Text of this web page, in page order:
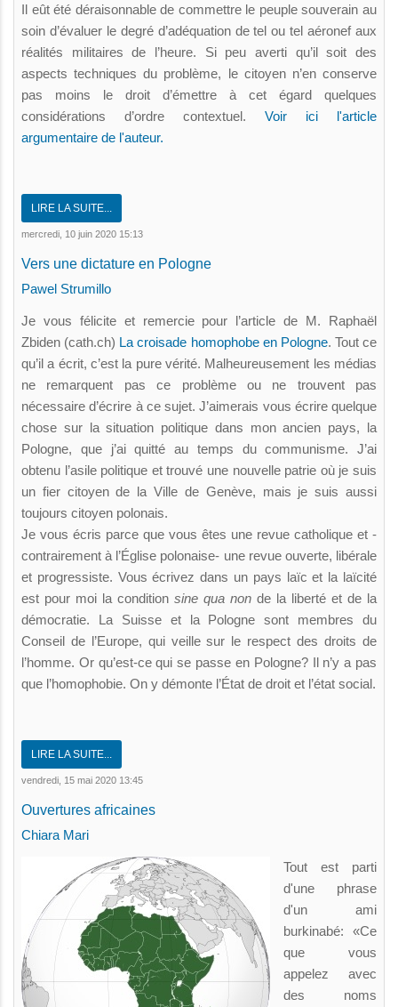
Il eût été déraisonnable de commettre le peuple souverain au
soin d’évaluer le degré d’adéquation de tel ou tel aéronef aux
réalités militaires de l’heure. Si peu averti qu’il soit des
aspects techniques du problème, le citoyen n’en conserve
pas moins le droit d’émettre à cet égard quelques
considérations d’ordre contextuel. Voir ici l'article
argumentaire de l'auteur.
LIRE LA SUITE...
mercredi, 10 juin 2020 15:13
Vers une dictature en Pologne
Pawel Strumillo
Je vous félicite et remercie pour l’article de M. Raphaël
Zbiden (cath.ch) La croisade homophobe en Pologne. Tout ce
qu’il a écrit, c’est la pure vérité. Malheureusement les médias
ne remarquent pas ce problème ou ne trouvent pas
nécessaire d’écrire à ce sujet. J’aimerais vous écrire quelque
chose sur la situation politique dans mon ancien pays, la
Pologne, que j’ai quitté au temps du communisme. J’ai
obtenu l’asile politique et trouvé une nouvelle patrie où je suis
un fier citoyen de la Ville de Genève, mais je suis aussi
toujours citoyen polonais.
Je vous écris parce que vous êtes une revue catholique et -
contrairement à l’Église polonaise- une revue ouverte, libérale
et progressiste. Vous écrivez dans un pays laïc et la laïcité
est pour moi la condition sine qua non de la liberté et de la
démocratie. La Suisse et la Pologne sont membres du
Conseil de l’Europe, qui veille sur le respect des droits de
l’homme. Or qu’est-ce qui se passe en Pologne? Il n’y a pas
que l’homophobie. On y démonte l’État de droit et l’état social.
LIRE LA SUITE...
vendredi, 15 mai 2020 13:45
Ouvertures africaines
Chiara Mari
Tout est parti
d'une phrase
d'un ami
burkinabé: «Ce
que vous
appelez avec
des noms